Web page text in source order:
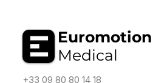
Euromotion
Medical
+33 09 80 80 14 18